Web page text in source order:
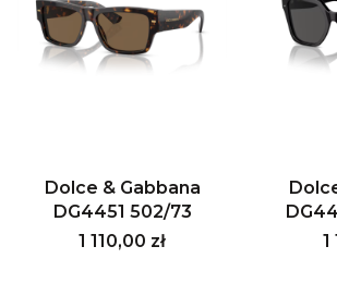
Dolce & Gabbana
DG4451 502/73
Cena
1 110,00 zł 1